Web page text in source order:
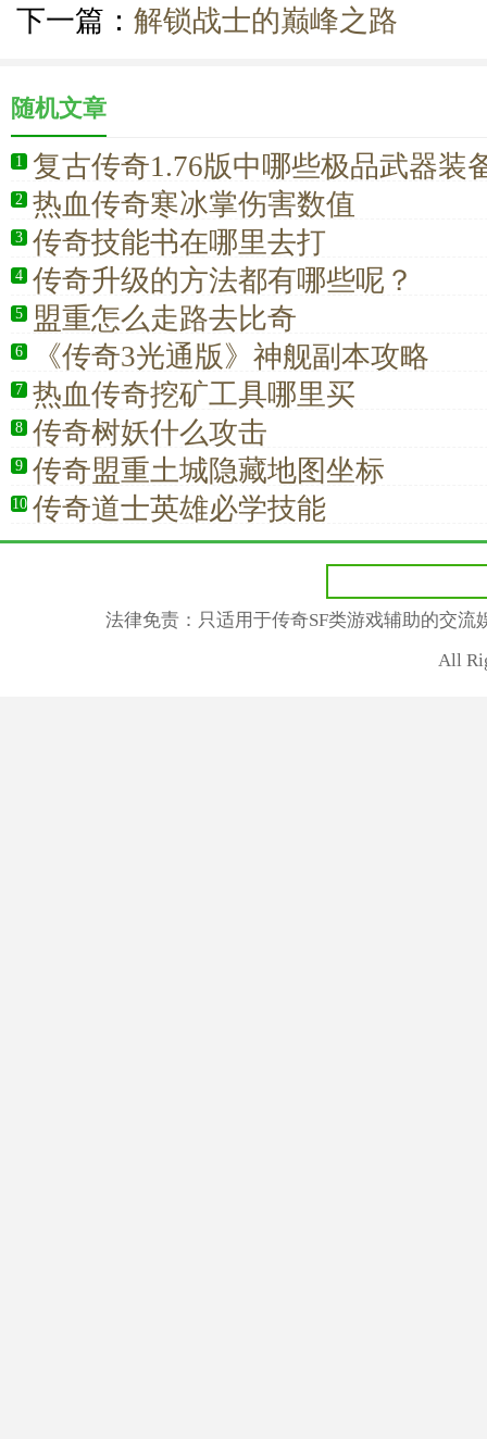
下一篇： 解锁战士的巅峰之路
随机文章
1 复古传奇1.76版中哪些极品武器装
2 热血传奇寒冰掌伤害数值
3 传奇技能书在哪里去打
4 传奇升级的方法都有哪些呢？
5 盟重怎么走路去比奇
6 《传奇3光通版》神舰副本攻略
7 热血传奇挖矿工具哪里买
8 传奇树妖什么攻击
9 传奇盟重土城隐藏地图坐标
10 传奇道士英雄必学技能
法律免责：只适用于传奇SF类游戏辅助的交
All